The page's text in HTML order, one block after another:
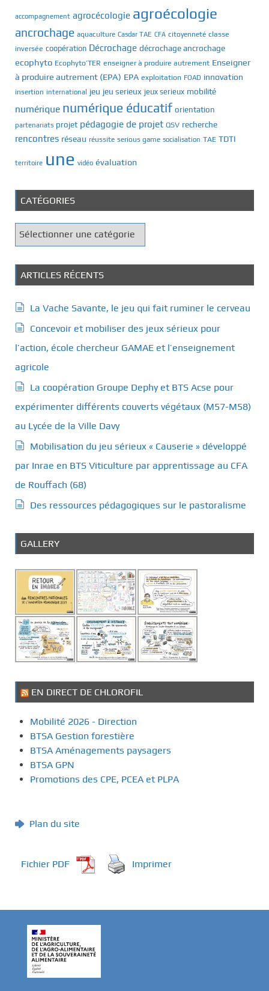
accompagnement agrocécologie agroécologie
ancrochage aquaculture Casdar TAE CFA citoyenneté classe
inversée coopération Décrochage décrochage ancrochage
ecophyto Ecophyto’TER enseigner à produire autrement Enseigner
à produire autrement (EPA) EPA exploitation FOAD innovation
insertion international jeu jeu serieux jeux serieux mobilité
numérique numérique éducatif orientation
partenariats projet pédagogie de projet QSV recherche
rencontres réseau réussite serious game socialisation TAE TDTI
territoire une vidéo évaluation
CATÉGORIES
a
g
o
r
i
e
ARTICLES RÉCENTS
La Vache Savante, le jeu qui fait ruminer le cerveau
Concevoir et mobiliser des jeux sérieux pour
l’action, école chercheur GAMAE et l’enseignement
agricole
La coopération Groupe Dephy et BTS Acse pour
expérimenter différents couverts végétaux (M57-M58)
au Lycée de la Ville Davy
Mobilisation du jeu sérieux « Causerie » développé
par Inrae en BTS Viticulture par apprentissage au CFA
de Rouffach (68)
Des ressources pédagogiques sur le pastoralisme
GALLERY
EN DIRECT DE CHLOROFIL
Mobilité 2026 - Direction
BTSA Gestion forestière
BTSA Aménagements paysagers
BTSA GPN
Promotions des CPE, PCEA et PLPA
Plan du site
Fichier PDF Imprimer